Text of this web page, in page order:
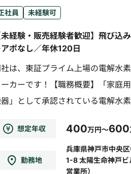
社員 未経験可
未経験・販売経験者歓迎】飛び込
アポなし／年休120日
は、東証プライム上場の電解水
ーカーです！【職務概要】「家庭
」として承認されている電解水
を行う営業を担当していただきます
細】・代理店紹介や直接問い合わ
人に対するアプローチ・実製品を
想定年収 400万円～600
勤務地
兵庫県神戸市中央
1-8 太陽生命神戸ビ
営業所）